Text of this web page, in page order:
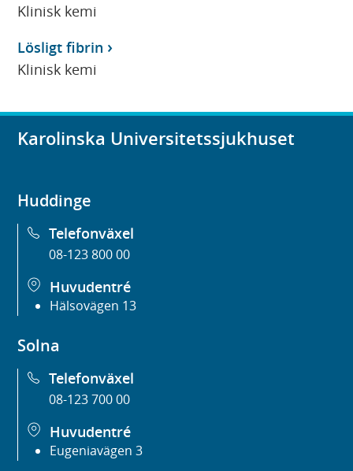
Klinisk kemi
Lösligt fibrin
Klinisk kemi
Karolinska Universitetssjukhuset
Huddinge
Telefonväxel
08-123 800 00
Huvudentré
Hälsovägen 13
Solna
Telefonväxel
08-123 700 00
Huvudentré
Eugeniavägen 3